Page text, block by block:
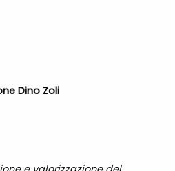
Dino Zoli